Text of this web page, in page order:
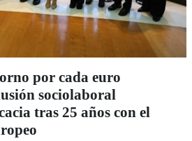
por cada euro
sociolaboral
tras 25 años con el